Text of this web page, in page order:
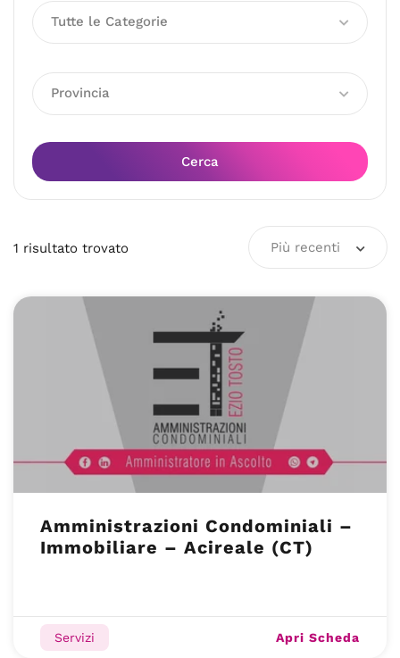
Tutte le Categorie
Provincia
Cerca
1 risultato trovato Più recenti
Amministrazioni Condominiali –
Immobiliare – Acireale (CT)
Servizi Apri Scheda